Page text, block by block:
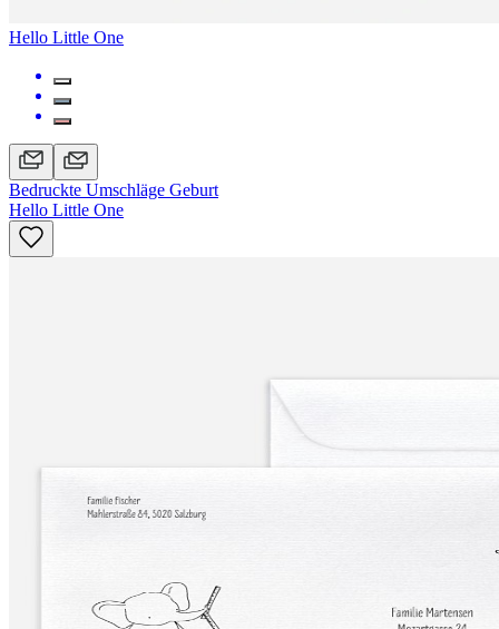
Hello Little One
Bedruckte Umschläge Geburt
Hello Little One